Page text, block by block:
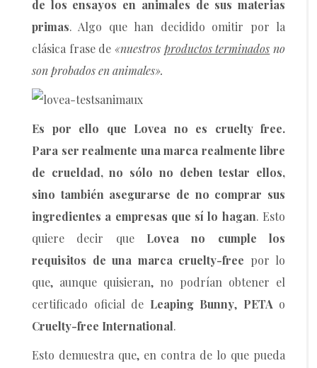
de los ensayos en animales de sus materias
primas. Algo que han decidido omitir por la
clásica frase de «nuestros productos terminados no
son probados en animales».
Es por ello que Lovea no es cruelty free.
Para ser realmente una marca realmente libre
de crueldad, no sólo no deben testar ellos,
sino también asegurarse de no comprar sus
ingredientes a empresas que sí lo hagan. Esto
quiere decir que Lovea no cumple los
requisitos de una marca cruelty-free por lo
que, aunque quisieran, no podrían obtener el
certificado oficial de Leaping Bunny, PETA o
Cruelty-free International.
Esto demuestra que, en contra de lo que pueda